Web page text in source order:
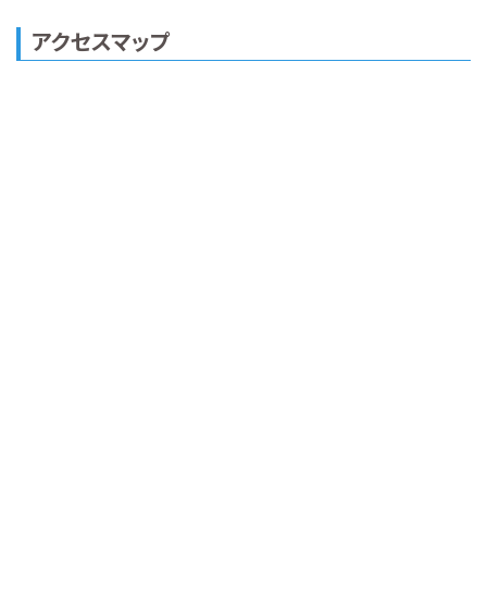
アクセスマップ